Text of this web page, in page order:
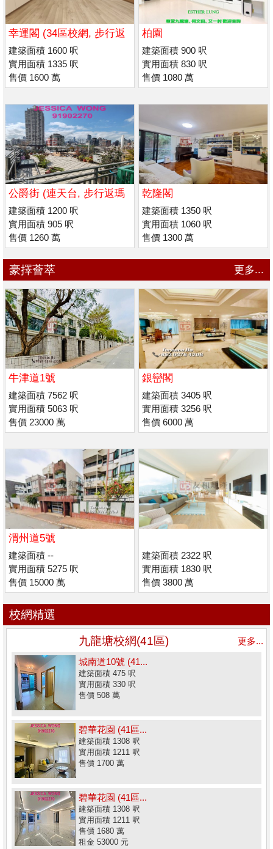
幸運閣 (34區校網, 步行返
喇沙/ 瑪利諾書院
建築面積 1600 呎
實用面積 1335 呎
售價 1600 萬
柏園
建築面積 900 呎
實用面積 830 呎
售價 1080 萬
公爵街 (連天台, 步行返瑪
利諾/男 拔萃書院
建築面積 1200 呎
實用面積 905 呎
售價 1260 萬
乾隆閣
建築面積 1350 呎
實用面積 1060 呎
售價 1300 萬
豪擇薈萃 更多...
牛津道1號
建築面積 7562 呎
實用面積 5063 呎
售價 23000 萬
銀巒閣
建築面積 3405 呎
實用面積 3256 呎
售價 6000 萬
渭州道5號
建築面積 --
實用面積 5275 呎
售價 15000 萬
建築面積 2322 呎
實用面積 1830 呎
售價 3800 萬
校網精選
九龍塘校網(41區)
更多...
城南道10號 (41...
建築面積 475 呎
實用面積 330 呎
售價 508 萬
碧華花園 (41區...
建築面積 1308 呎
實用面積 1211 呎
售價 1700 萬
碧華花園 (41區...
建築面積 1308 呎
實用面積 1211 呎
售價 1680 萬
租金 53000 元